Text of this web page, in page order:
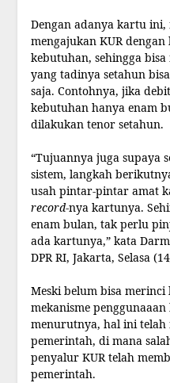
Dengan adanya kartu
mengajukan KUR dengan
kebutuhan, sehingga
yang tadinya setahun
saja. Contohnya, jika
kebutuhan hanya enam
dilakukan tenor setahun.
“Tujuannya juga supaya
sistem, langkah
usah pintar-pintar amat
record-nya kartunya.
enam bulan, tak perlu
ada kartunya,” kata
DPR RI, Jakarta, Selasa
Meski belum bisa merinci
mekanisme
menurutnya, hal ini telah
pemerintah, di mana
penyalur KUR telah
pemerintah.